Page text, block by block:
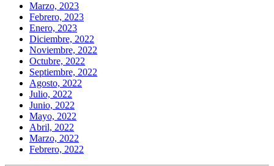
Marzo, 2023
Febrero, 2023
Enero, 2023
Diciembre, 2022
Noviembre, 2022
Octubre, 2022
Septiembre, 2022
Agosto, 2022
Julio, 2022
Junio, 2022
Mayo, 2022
Abril, 2022
Marzo, 2022
Febrero, 2022